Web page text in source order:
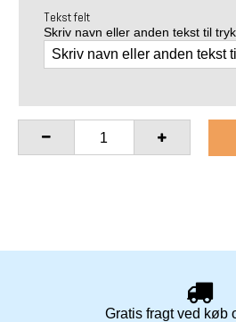
Tekst felt
Skriv navn eller anden tekst til
Gratis fragt ved køb